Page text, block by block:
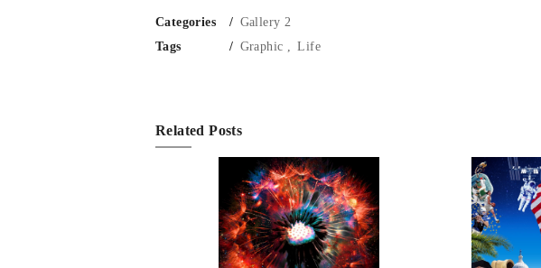
Categories
Gallery 2
Tags
Graphic Life
Related Posts